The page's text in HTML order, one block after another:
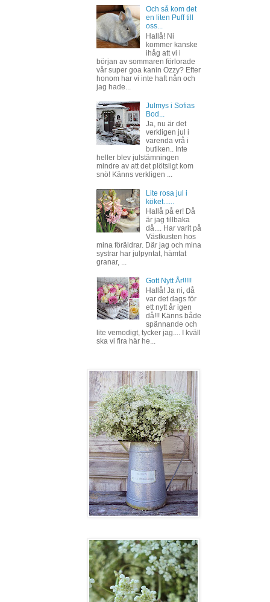
Och så kom det
en liten Puff till
oss...
Hallå! Ni
kommer kanske
ihåg att vi i
början av sommaren förlorade
vår super goa kanin Ozzy? Efter
honom har vi inte haft nån och
jag hade...
Julmys i Sofias
Bod...
Ja, nu är det
verkligen jul i
varenda vrå i
butiken.. Inte
heller blev julstämningen
mindre av att det plötsligt kom
snö! Känns verkligen ...
Lite rosa jul i
köket......
Hallå på er! Då
är jag tillbaka
då.... Har varit på
Västkusten hos
mina föräldrar. Där jag och mina
systrar har julpyntat, hämtat
granar, ...
Gott Nytt År!!!!!
Hallå! Ja ni, då
var det dags för
ett nytt år igen
då!!! Känns både
spännande och
lite vemodigt, tycker jag.... I kväll
ska vi fira här he...